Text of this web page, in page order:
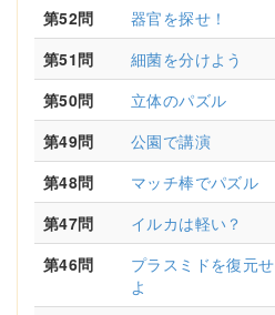
第52問
器官を探せ！
第51問
細菌を分けよう
第50問
立体のパズル
第49問
公園で講演
第48問
マッチ棒でパズル
第47問
イルカは軽い？
第46問
プラスミドを復元せ
よ